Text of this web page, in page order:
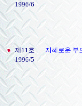
1996/6
제11호
1996/5
지혜로운 부